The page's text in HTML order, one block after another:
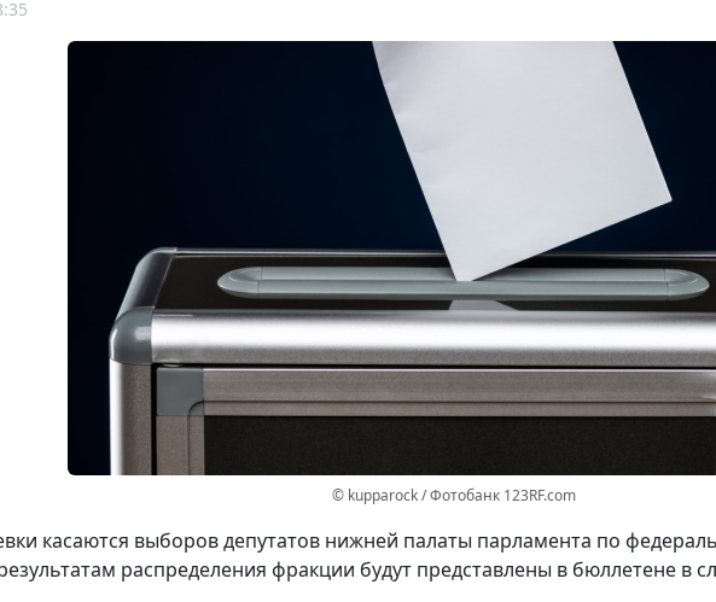
© kupparock / Фотобанк 123RF.com
касаются выборов депутатов нижней палаты парламента по
распределения фракции будут представлены в бюллетене в